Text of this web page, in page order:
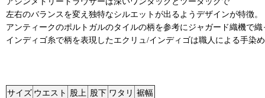
左右のバランスを変え独特なシルエットが出るようデザインが特徴。
アンティークのポルトガルのタイルの柄を参考にジャガード織機で
インディゴ糸で柄を表現したエクリュ/インディゴは職人による手染
サイズ ウエスト 股上 股下 ワタリ 裾幅